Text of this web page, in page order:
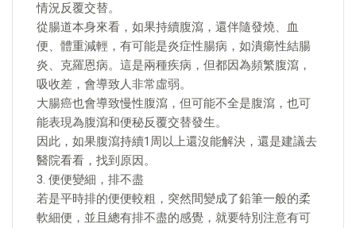
情況反覆交替。
從腸道本身來看，如果持續腹瀉，還伴隨發燒、血
便、體重減輕，有可能是炎症性腸病，如潰瘍性結腸
炎、克羅恩病。這是兩種疾病，但都因為頻繁腹瀉，
吸收差，會導致人非常虛弱。
大腸癌也會導致慢性腹瀉，但可能不全是腹瀉，也可
能表現為腹瀉和便秘反覆交替發生。
因此，如果腹瀉持續1周以上還沒能解決，還是建議去
醫院看看，找到原因。
3. 便便變細，排不盡
若是平時排的便便較粗，突然間變成了鉛筆一般的柔
軟細便，並且總有排不盡的感覺，就要特別注意有可